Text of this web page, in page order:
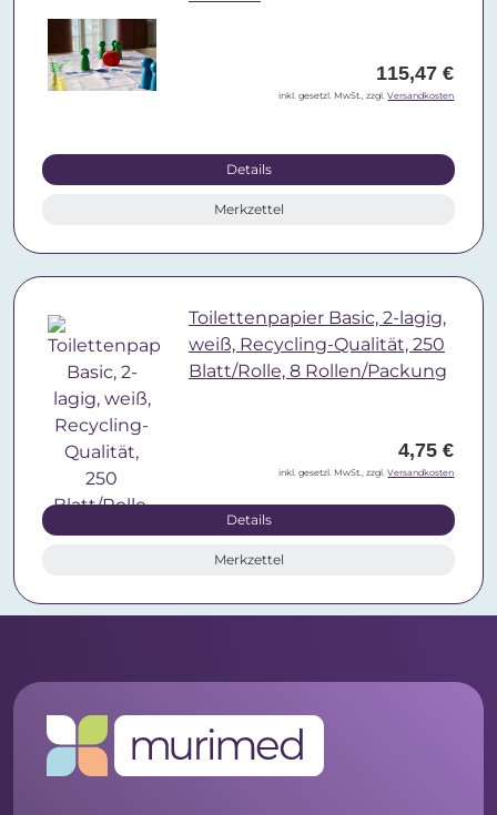
115,47 €
inkl. gesetzl. MwSt., zzgl.Versandkosten
Details
Merkzettel
Toilettenpapier Basic, 2-lagig,
weiß, Recycling-Qualität, 250
Blatt/Rolle, 8 Rollen/Packung
4,75 €
inkl. gesetzl. MwSt., zzgl.Versandkosten
Details
Merkzettel